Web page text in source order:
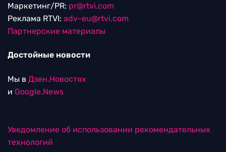
Маркетинг/PR: pr@rtvi.com
Реклама RTVI: adv-eu@rtvi.com
Партнерские материалы
Достойные новости
Мы в Дзен.Новостях
и Google.News
Уведомление об использовании рекомендательных
технологий